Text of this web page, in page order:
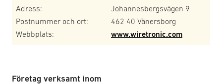
Adress:
Johannesbergsvägen 9
Postnummer och ort:
462 40 Vänersborg
Webbplats:
www.wiretronic.com
Företag verksamt inom